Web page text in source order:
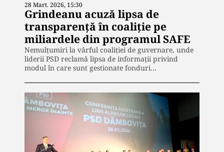
28 Mart. 2026, 15:30
Grindeanu acuză lipsa de
transparență în coaliție pe
miliardele din programul SAFE
Nemulțumiri la vârful coaliției de guvernare, unde
liderii PSD reclamă lipsa de informații privind
modul în care sunt gestionate fonduri…